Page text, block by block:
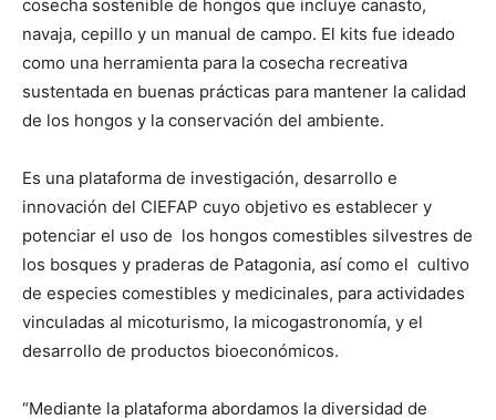
cosecha sostenible de hongos que incluye canasto,
navaja, cepillo y un manual de campo. El kits fue ideado
como una herramienta para la cosecha recreativa
sustentada en buenas prácticas para mantener la calidad
de los hongos y la conservación del ambiente.
Es una plataforma de investigación, desarrollo e
innovación del CIEFAP cuyo objetivo es establecer y
potenciar el uso de los hongos comestibles silvestres de
los bosques y praderas de Patagonia, así como el cultivo
de especies comestibles y medicinales, para actividades
vinculadas al micoturismo, la micogastronomía, y el
desarrollo de productos bioeconómicos.
“Mediante la plataforma abordamos la diversidad de